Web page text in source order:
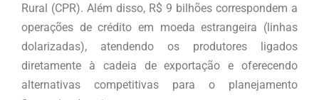
Rural (CPR). Além disso, R$ 9 bilhões correspondem a
operações de crédito em moeda estrangeira (linhas
dolarizadas), atendendo os produtores ligados
diretamente à cadeia de exportação e oferecendo
alternativas competitivas para o planejamento